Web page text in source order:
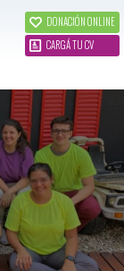
DONACIÓN ONLINE
CARGÁ TU CV